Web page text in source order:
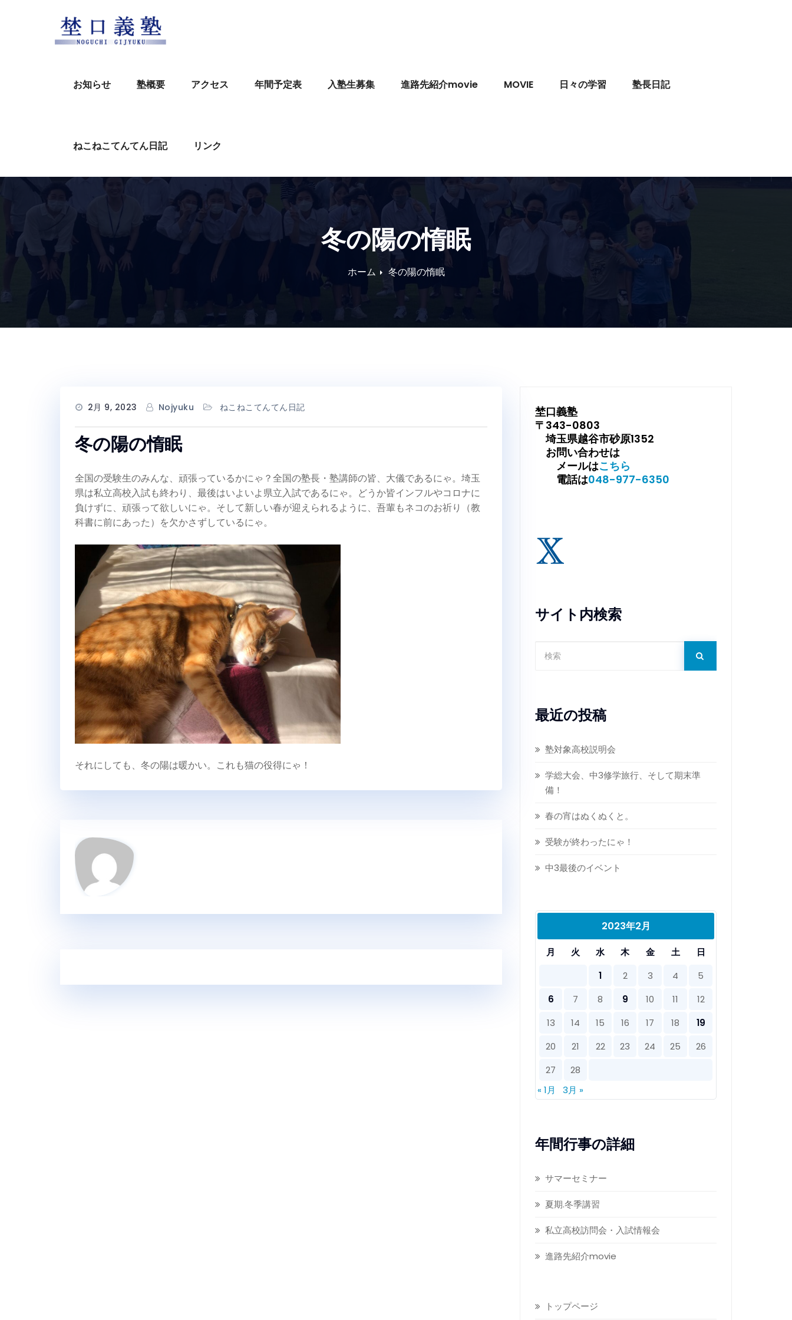
お知らせ 塾概要 アクセス 年間予定表 入塾生募集 進路先紹介movie MOVIE 日々の学習 塾長日記
ねこねこてんてん日記 リンク
冬の陽の惰眠
ホーム 冬の陽の惰眠
2月 9, 2023 Nojyuku ねこねこてんてん日記
冬の陽の惰眠
全国の受験生のみんな、頑張っているかにゃ？全国の塾長・塾講師の皆、大儀であるにゃ。埼玉
県は私立高校入試も終わり、最後はいよいよ県立入試であるにゃ。どうか皆インフルやコロナに
負けずに、頑張って欲しいにゃ。そして新しい春が迎えられるように、吾輩もネコのお祈り（教
科書に前にあった）を欠かさずしているにゃ。
それにしても、冬の陽は暖かい。これも猫の役得にゃ！
埜口義塾
〒343-0803
埼玉県越谷市砂原1352
お問い合わせは
メールはこちら
電話は048-977-6350
サイト内検索
最近の投稿
塾対象高校説明会
学総大会、中3修学旅行、そして期末準
備！
春の宵はぬくぬくと。
受験が終わったにゃ！
中3最後のイベント
2023年2月
月 火 水 木 金 土
日
1
2 3 4
5
6
7 8 9 10 11
12
13
14 15 16 17 18
19
20
21 22 23 24 25
26
27
28
« 1月
3月 »
年間行事の詳細
サマーセミナー
夏期.冬季講習
私立高校訪問会・入試情報会
進路先紹介movie
トップページ